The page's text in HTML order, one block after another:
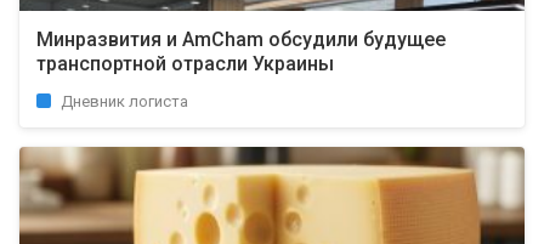
Минразвития и AmCham обсудили будущее
транспортной отрасли Украины
Дневник логиста